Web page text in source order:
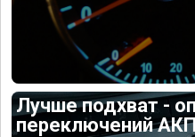
Лучше подхват -
переключений